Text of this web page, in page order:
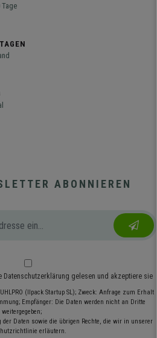
ABONNIEREN
Datenschutzerklärung gelesen und akzeptiere sie
(Ilpack Startup SL); Zweck: Anfrage zum Erhalt
Empfänger: Die Daten werden nicht an Dritte
weitergegeben;
der Daten sowie die übrigen Rechte, die wir in unserer
erläutern.